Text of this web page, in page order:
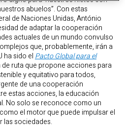
abuelos”. Con estas
de Naciones Unidas, António
de adaptar la cooperación
actuales de un mundo convulso
que, probablemente, irán a
ha sido elPacto Global para el
ruta que propone acciones para
y equitativo para todos,
de una cooperación
estas acciones, la educación
No solo se reconoce como un
el motor que puede impulsar el
las sociedades.